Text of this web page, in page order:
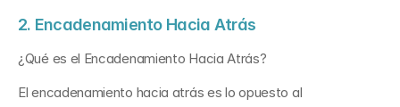
2. Encadenamiento Hacia Atrás
¿Qué es el Encadenamiento Hacia Atrás?
El encadenamiento hacia atrás es lo opuesto al